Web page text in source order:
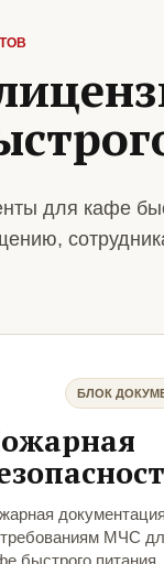
для кафе
БЛОК
документация
МЧС